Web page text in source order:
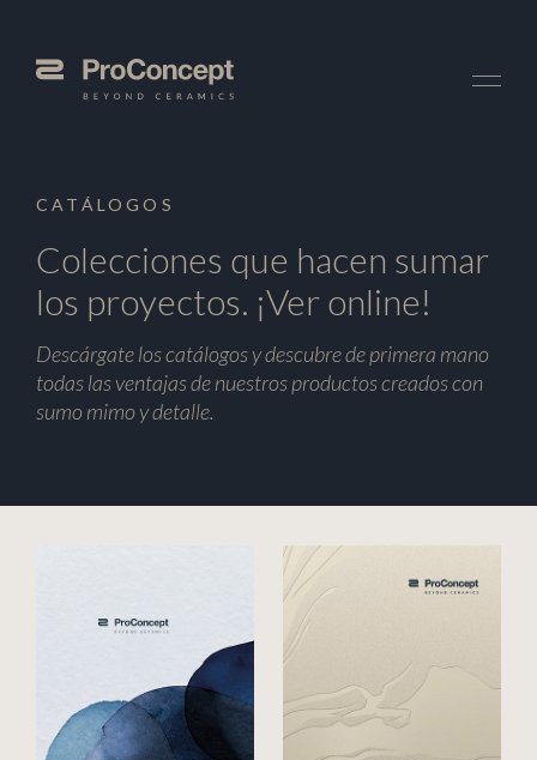
CATÁLOGOS
Colecciones que hacen sumar
los proyectos. ¡Ver online!
Descárgate los catálogos y descubre de primera mano
todas las ventajas de nuestros productos creados con
sumo mimo y detalle.